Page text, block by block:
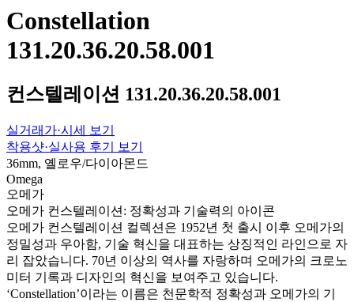
Constellation
131.20.36.20.58.001
컨스텔레이션 131.20.36.20.58.001
실거래가·시세 보기
착용샷·실사용 후기 보기
36mm, 옐로우/다이아몬드
Omega
오메가
오메가 컨스텔레이션: 정확성과 기술력의 아이콘
오메가 컨스텔레이션 컬렉션은 1952년 첫 출시 이후 오메가의
정밀성과 우아함, 기술 혁신을 대표하는 상징적인 라인으로 자
리 잡았습니다. 70년 이상의 역사를 자랑하며 오메가의 크로노
미터 기록과 디자인의 혁신을 보여주고 있습니다.
‘Constellation’이라는 이름은 천문학적 정확성과 오메가의 기